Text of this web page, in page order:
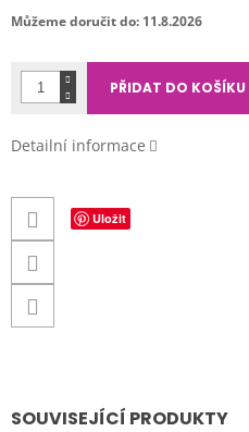
Můžeme doručit do: 11.8.2026
PŘIDAT DO KOŠÍKU
Detailní informace
Uložit
SOUVISEJÍCÍ PRODUKTY